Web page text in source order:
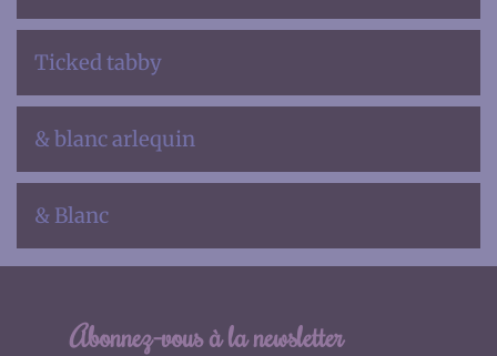
Ticked tabby
& blanc arlequin
& Blanc
Abonnez-vous à la newsletter